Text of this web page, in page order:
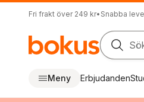
Fri frakt över 249 kr• Snabba
Meny Erbjudanden